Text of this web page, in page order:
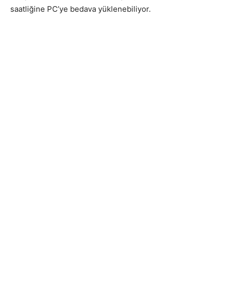
saatliğine PC’ye bedava yüklenebiliyor.